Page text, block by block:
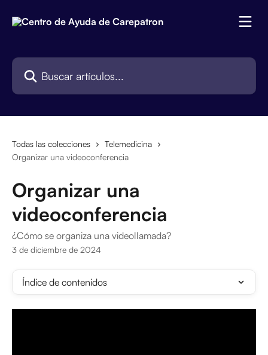
Buscar artículos...
Todas las colecciones
Telemedicina
Organizar una videoconferencia
Organizar una
videoconferencia
¿Cómo se organiza una videollamada?
3 de diciembre de 2024
Índice de contenidos